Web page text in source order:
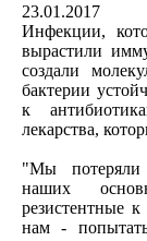
23.01.2017
Инфекции,
вырастили
создали
бактерии
к
лекарства,
"Мы потеряли
наших
резистентные
нам -